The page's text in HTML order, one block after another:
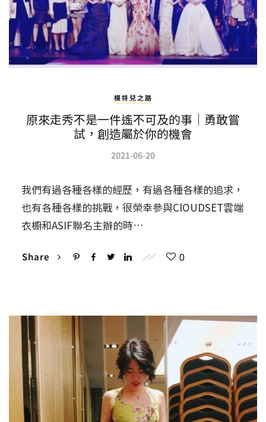
模特兒之路
原來走秀不是一件遙不可及的事｜勇敢嘗
試，創造屬於你的機會
2021-06-20
我們有過各種各樣的經歷，有過各種各樣的追求，
也有各種各樣的挑戰，很榮幸參與ClOUDSET雲端
衣櫥和ASIF聯名主辦的時…
Share 0